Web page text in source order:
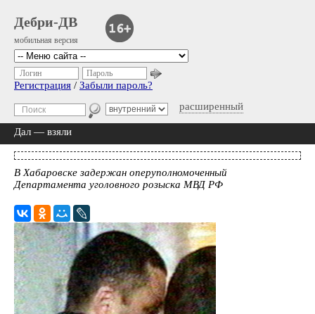
Дебри-ДВ
мобильная версия
расширенный
Логин Пароль
Регистрация / Забыли пароль?
Дал — взяли
В Хабаровске задержан оперуполномоченный
Департамента уголовного розыска МВД РФ